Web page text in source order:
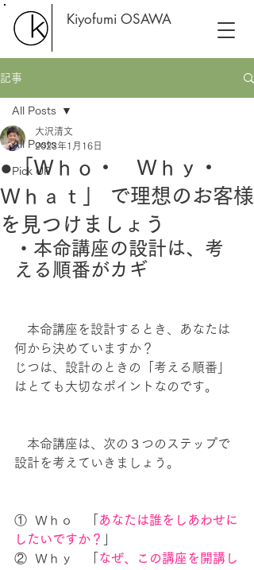
Kiyofumi OSAWA
記事
All Posts
Pick UP
All Posts
●「Ｗｈｏ・ Ｗｈｙ・
Ｗｈａｔ」 で理想のお客様
を見つけましょう
大沢清文
2023年1月16日
・本命講座の設計は、考
える順番がカギ
本命講座を設計するとき、あなたは
何から決めていますか？
じつは、設計のときの「考える順番」
はとても大切なポイントなのです。
本命講座は、次の３つのステップで
設計を考えていきましょう。
①  Ｗｈｏ　「
あなたは誰をしあわせに
したいですか？
②  Ｗｈｙ　「
なぜ、この講座を開講し